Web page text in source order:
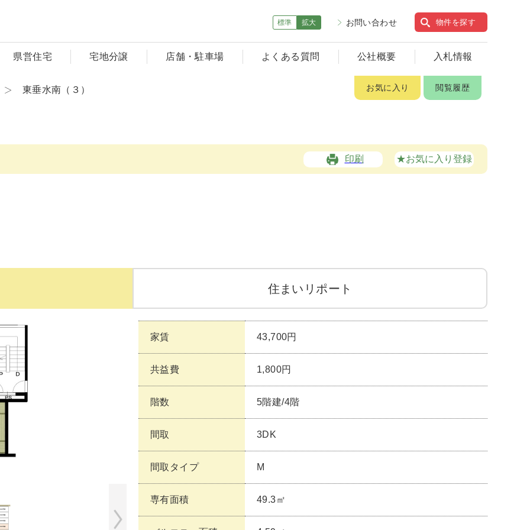
標準 拡大 お問い合わせ 物件を探す
県営住宅 宅地分譲 店舗・駐車場 よくある質問 公社概要 入札情報
お気に入り 閲覧履歴
東垂水南（３）
印刷 ★お気に入り登録
住まいリポート
家賃 43,700円
共益費 1,800円
階数 5階建/4階
間取 3DK
間取タイプ M
専有面積 49.3㎡